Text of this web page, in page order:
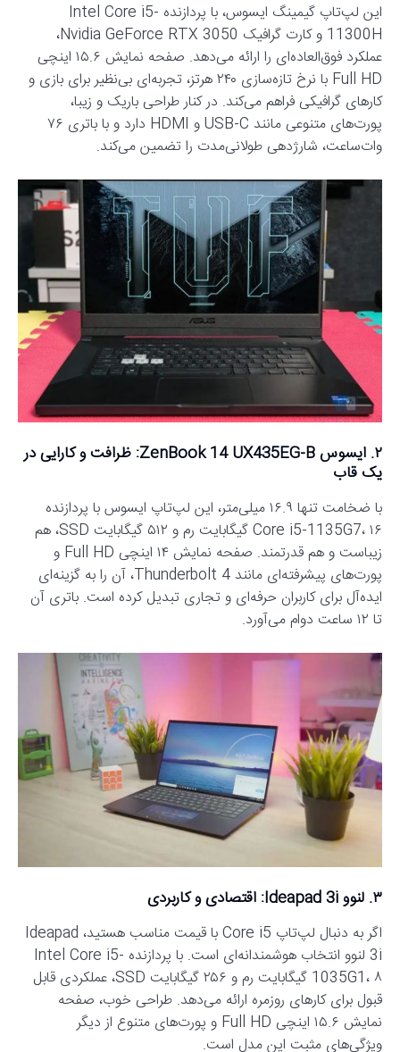
این لپ‌تاپ گیمینگ ایسوس، با پردازنده Intel Core i5-
11300H و کارت گرافیک Nvidia GeForce RTX 3050،
عملکرد فوق‌العاده‌ای را ارائه می‌دهد. صفحه نمایش ۱۵.۶ اینچی
Full HD با نرخ تازه‌سازی ۲۴۰ هرتز، تجربه‌ای بی‌نظیر برای بازی و
کارهای گرافیکی فراهم می‌کند. در کنار طراحی باریک و زیبا،
پورت‌های متنوعی مانند USB-C و HDMI دارد و با باتری ۷۶
وات‌ساعت، شارژدهی طولانی‌مدت را تضمین می‌کند.
۲. ایسوس ZenBook 14 UX435EG-B: ظرافت و کارایی در
یک قاب
با ضخامت تنها ۱۶.۹ میلی‌متر، این لپ‌تاپ ایسوس با پردازنده
Core i5-1135G7، ۱۶ گیگابایت رم و ۵۱۲ گیگابایت SSD، هم
زیباست و هم قدرتمند. صفحه نمایش ۱۴ اینچی Full HD و
پورت‌های پیشرفته‌ای مانند Thunderbolt 4، آن را به گزینه‌ای
ایده‌آل برای کاربران حرفه‌ای و تجاری تبدیل کرده است. باتری آن
تا ۱۲ ساعت دوام می‌آورد.
۳. لنوو Ideapad 3i: اقتصادی و کاربردی
اگر به دنبال لپ‌تاپ Core i5 با قیمت مناسب هستید، Ideapad
3i لنوو انتخاب هوشمندانه‌ای است. با پردازنده Intel Core i5-
1035G1، ۸ گیگابایت رم و ۲۵۶ گیگابایت SSD، عملکردی قابل
قبول برای کارهای روزمره ارائه می‌دهد. طراحی خوب، صفحه
نمایش ۱۵.۶ اینچی Full HD و پورت‌های متنوع از دیگر
ویژگی‌های مثبت این مدل است.